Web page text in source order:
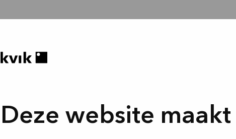
Deze website maakt